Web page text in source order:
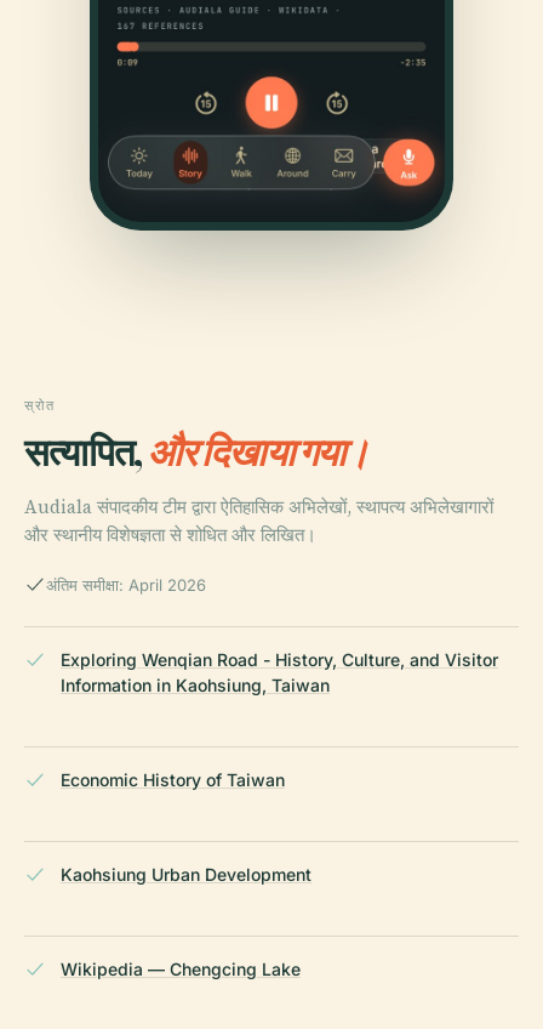
स्रोत
सत्यापित,और दिखाया गया।
Audiala संपादकीय टीम द्वारा ऐतिहासिक अभिलेखों, स्थापत्य अभिलेखागारों
और स्थानीय विशेषज्ञता से शोधित और लिखित।
अंतिम समीक्षा: April 2026
Exploring Wenqian Road - History, Culture, and Visitor
Information in Kaohsiung, Taiwan
Economic History of Taiwan
Kaohsiung Urban Development
Wikipedia — Chengcing Lake